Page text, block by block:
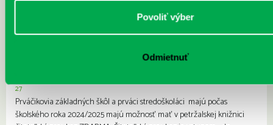
Povoliť výber
Odmietnuť
Prvýkrát do školy, prvýkrát do
knižnice- zápis prváčikov a prvákov
27
Prváčikovia základných škôl a prváci stredoškoláci majú počas
školského roka 2024/2025 majú možnosť mať v petržalskej knižnici